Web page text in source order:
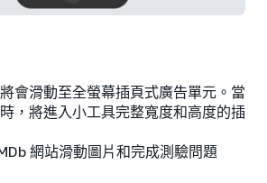
會滑動至全螢幕插頁式廣告單元。當
，將進入小工具完整寬度和高度的插
網站滑動圖片和完成測驗問題